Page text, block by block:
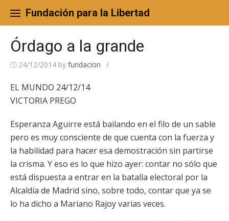
content
Fundación para la Libertad
Órdago a la grande
24/12/2014 by fundacion /
EL MUNDO 24/12/14
VICTORIA PREGO
Esperanza Aguirre está bailando en el filo de un sable
pero es muy consciente de que cuenta con la fuerza y
la habilidad para hacer esa demostración sin partirse
la crisma. Y eso es lo que hizo ayer: contar no sólo que
está dispuesta a entrar en la batalla electoral por la
Alcaldía de Madrid sino, sobre todo, contar que ya se
lo ha dicho a Mariano Rajoy varias veces.